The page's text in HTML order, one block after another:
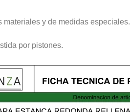
y de medidas especiales.
por pistones.